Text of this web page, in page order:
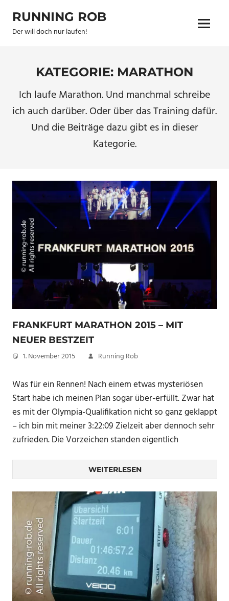
Inhalt
springen
RUNNING ROB
Der will doch nur laufen! Menu
KATEGORIE: MARATHON
Ich laufe Marathon. Und manchmal schreibe
ich auch darüber. Oder über das Training dafür.
Und die Beiträge dazu gibt es in dieser
Kategorie.
FRANKFURT MARATHON 2015 – MIT
NEUER BESTZEIT
1. November 2015 Running Rob
Was für ein Rennen! Nach einem etwas mysteriösen
Start habe ich meinen Plan sogar über-erfüllt. Zwar hat
es mit der Olympia-Qualifikation nicht so ganz geklappt
– ich bin mit meiner 3:22:09 Zielzeit aber dennoch sehr
zufrieden. Die Vorzeichen standen eigentlich
WEITERLESEN